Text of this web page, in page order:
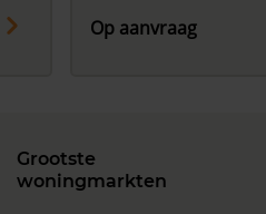
Op aanvraag
Grootste
woningmarkten